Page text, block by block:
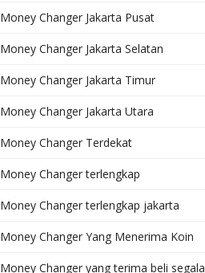
Money Changer Jakarta Pusat
Money Changer Jakarta Selatan
Money Changer Jakarta Timur
Money Changer Jakarta Utara
Money Changer Terdekat
Money Changer terlengkap
Money Changer terlengkap jakarta
Money Changer Yang Menerima Koin
Money Changer yang terima beli segala